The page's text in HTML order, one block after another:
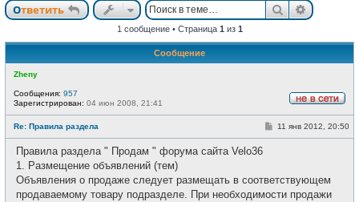
Ответить Поиск
1 сообщение • Страница 1 из 1
Сообщение
Zheny
в
с
Сообщения: 957
Зарегистрирован: 04 июн 2008, 21:41
Re: Правила раздела
С
н
и
11 янв 2012, 20:50
Правила раздела " Продам " форума сайта Velo36
1. Размещение объявлений (тем)
Объявления о продаже следует размещать в соответствующем
продаваемому товару подразделе. При необходимости продажи